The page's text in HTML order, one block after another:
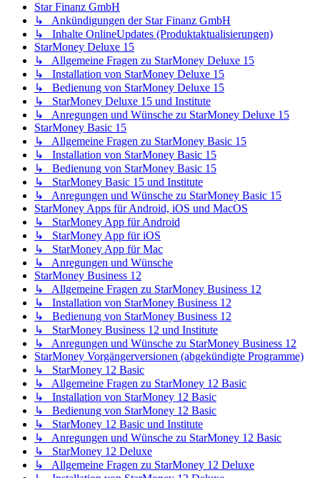
Star Finanz GmbH
↳ Ankündigungen der Star Finanz GmbH
↳ Inhalte OnlineUpdates (Produktaktualisierungen)
StarMoney Deluxe 15
↳ Allgemeine Fragen zu StarMoney Deluxe 15
↳ Installation von StarMoney Deluxe 15
↳ Bedienung von StarMoney Deluxe 15
↳ StarMoney Deluxe 15 und Institute
↳ Anregungen und Wünsche zu StarMoney Deluxe 15
StarMoney Basic 15
↳ Allgemeine Fragen zu StarMoney Basic 15
↳ Installation von StarMoney Basic 15
↳ Bedienung von StarMoney Basic 15
↳ StarMoney Basic 15 und Institute
↳ Anregungen und Wünsche zu StarMoney Basic 15
StarMoney Apps für Android, iOS und MacOS
↳ StarMoney App für Android
↳ StarMoney App für iOS
↳ StarMoney App für Mac
↳ Anregungen und Wünsche
StarMoney Business 12
↳ Allgemeine Fragen zu StarMoney Business 12
↳ Installation von StarMoney Business 12
↳ Bedienung von StarMoney Business 12
↳ StarMoney Business 12 und Institute
↳ Anregungen und Wünsche zu StarMoney Business 12
StarMoney Vorgängerversionen (abgekündigte Programme)
↳ StarMoney 12 Basic
↳ Allgemeine Fragen zu StarMoney 12 Basic
↳ Installation von StarMoney 12 Basic
↳ Bedienung von StarMoney 12 Basic
↳ StarMoney 12 Basic und Institute
↳ Anregungen und Wünsche zu StarMoney 12 Basic
↳ StarMoney 12 Deluxe
↳ Allgemeine Fragen zu StarMoney 12 Deluxe